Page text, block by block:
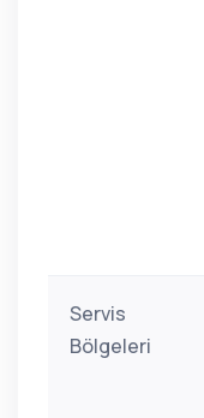
Servis
Bölgeleri